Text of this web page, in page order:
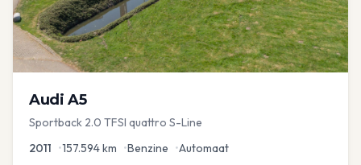
Audi A5
Sportback 2.0 TFSI quattro S-Line
2011 •157.594km •Benzine •Automaat